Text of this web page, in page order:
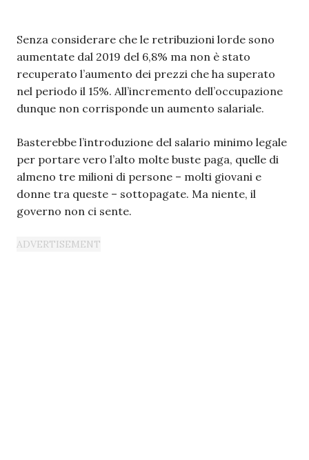
Senza considerare che le retribuzioni lorde sono
aumentate dal 2019 del 6,8% ma non è stato
recuperato l’aumento dei prezzi che ha superato
nel periodo il 15%. All’incremento dell’occupazione
dunque non corrisponde un aumento salariale.
Basterebbe l’introduzione del salario minimo legale
per portare vero l’alto molte buste paga, quelle di
almeno tre milioni di persone – molti giovani e
donne tra queste – sottopagate. Ma niente, il
governo non ci sente.